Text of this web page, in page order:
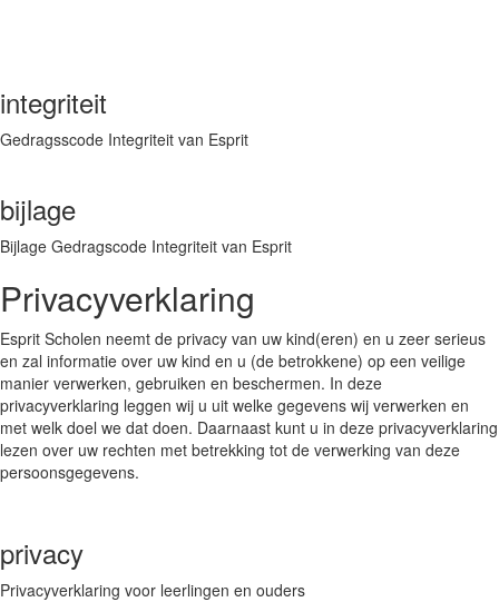
integriteit
Gedragsscode Integriteit van Esprit
bijlage
Bijlage Gedragscode Integriteit van Esprit
Privacyverklaring
Esprit Scholen neemt de privacy van uw kind(eren) en u zeer serieus
en zal informatie over uw kind en u (de betrokkene) op een veilige
manier verwerken, gebruiken en beschermen. In deze
privacyverklaring leggen wij u uit welke gegevens wij verwerken en
met welk doel we dat doen. Daarnaast kunt u in deze privacyverklaring
lezen over uw rechten met betrekking tot de verwerking van deze
persoonsgegevens.
privacy
Privacyverklaring voor leerlingen en ouders